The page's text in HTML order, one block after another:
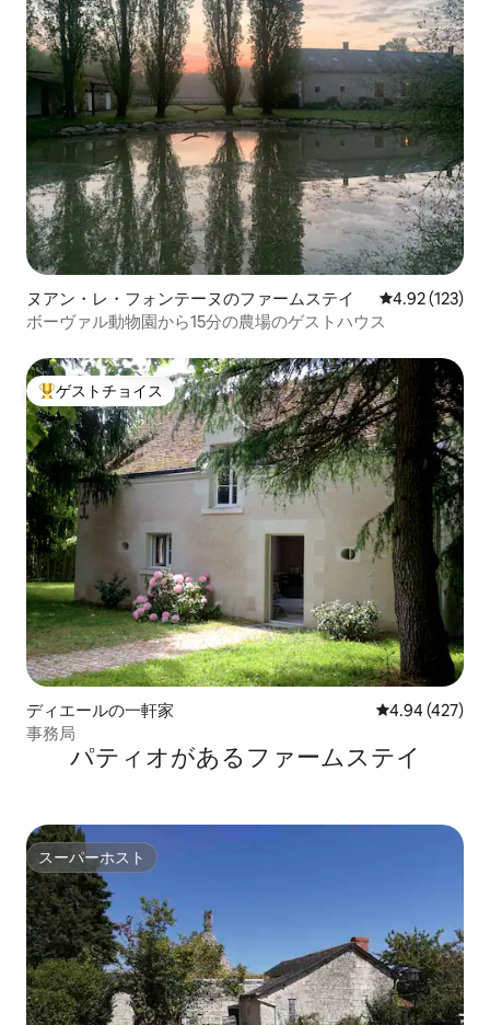
ヌアン・レ・フォンテーヌのファームステイ レビュー123
4.92 (123)
ボーヴァル動物園から15分の農場のゲストハウス
大好評のゲストチョイスです。
ゲストチョイス
ディエールの一軒家 レビュー427
4.94 (427)
事務局
パティオがあるファームステイ
スーパーホスト
スーパーホスト